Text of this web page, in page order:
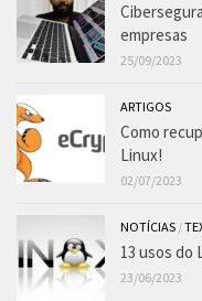
empresas
25/09/2023
ARTIGOS
Como
Linux!
02/07/2023
NOTÍCIAS /
13 usos do
23/06/2023